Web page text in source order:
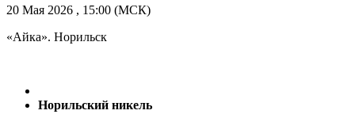
20 Мая 2026 , 15:00 (МСК)
«Айка». Норильск
Норильский никель